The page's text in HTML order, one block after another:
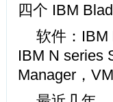
四个 IBM
软件：IBM
IBM N series
Manager，